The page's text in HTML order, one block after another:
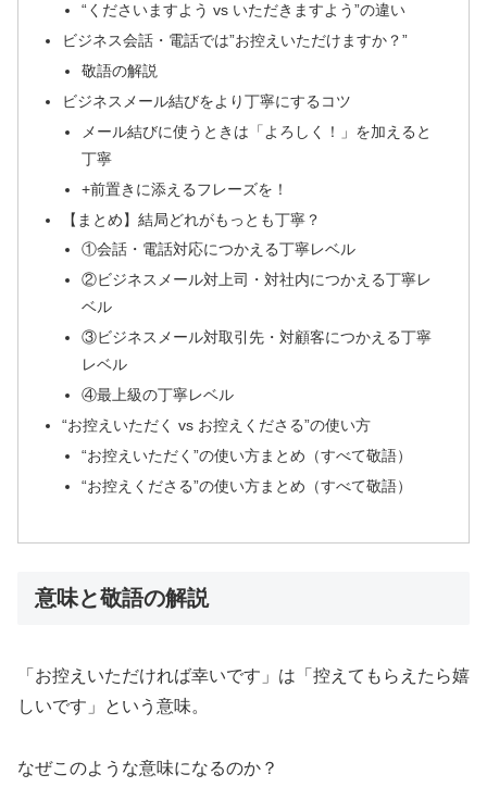
“くださいますよう vs いただきますよう”の違い
ビジネス会話・電話では”お控えいただけますか？”
敬語の解説
ビジネスメール結びをより丁寧にするコツ
メール結びに使うときは「よろしく！」を加えると
丁寧
+前置きに添えるフレーズを！
【まとめ】結局どれがもっとも丁寧？
①会話・電話対応につかえる丁寧レベル
②ビジネスメール対上司・対社内につかえる丁寧レ
ベル
③ビジネスメール対取引先・対顧客につかえる丁寧
レベル
④最上級の丁寧レベル
“お控えいただく vs お控えくださる”の使い方
“お控えいただく”の使い方まとめ（すべて敬語）
“お控えくださる”の使い方まとめ（すべて敬語）
意味と敬語の解説
「お控えいただければ幸いです」は「控えてもらえたら嬉
しいです」という意味。
なぜこのような意味になるのか？